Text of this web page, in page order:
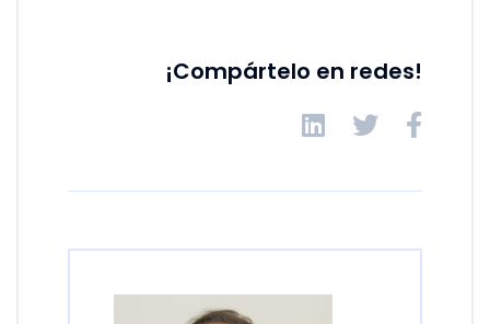
¡Compártelo en redes!